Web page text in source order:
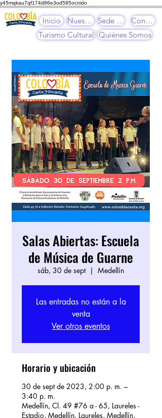
y45mqkau7qf174d86e3od595ocnido
Quiénes Somos
Nuestros Cursos Sede Cultural Contacto
Inicio
Turismo Cultural
Salas Abiertas: Escuela
de Música de Guarne
sáb, 30 de sept
  |
Medellín
Las entradas no están a la
venta
Ver otros eventos
Horario y ubicación
30 de sept de 2023, 2:00 p. m. –
3:40 p. m.
Medellín, Cl. 49 #76 a - 65, Laureles -
Estadio, Medellín, Laureles, Medellín,